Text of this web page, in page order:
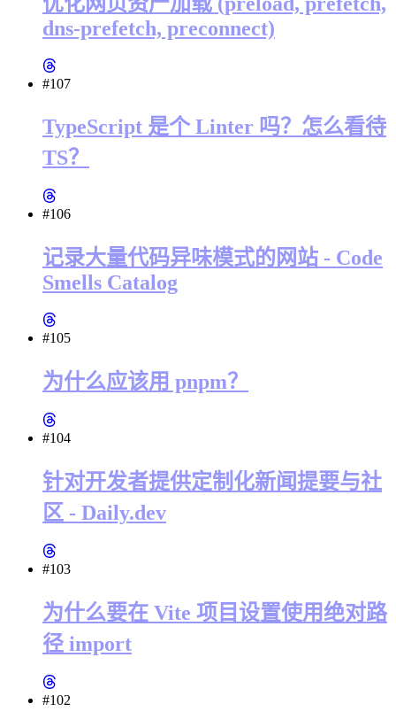
dns-prefetch, preconnect)
#107
TypeScript 是个 Linter 吗？怎么看待
TS？
#106
记录大量代码异味模式的网站 - Code
Smells Catalog
#105
为什么应该用 pnpm？
#104
针对开发者提供定制化新闻提要与社
区 - Daily.dev
#103
为什么要在 Vite 项目设置使用绝对路
径 import
#102